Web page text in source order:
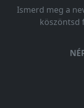
Ismerd meg a
köszöntsd